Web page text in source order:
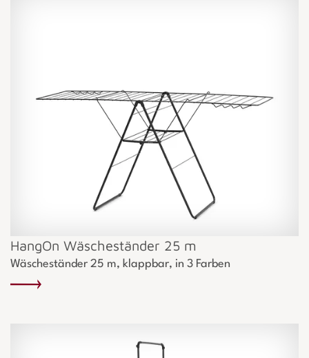
HangOn Wäscheständer 25 m
Wäscheständer 25 m, klappbar, in 3 Farben